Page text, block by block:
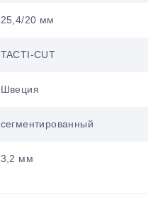
25,4/20 мм
TACTI-CUT
Швеция
сегментированный
3,2 мм